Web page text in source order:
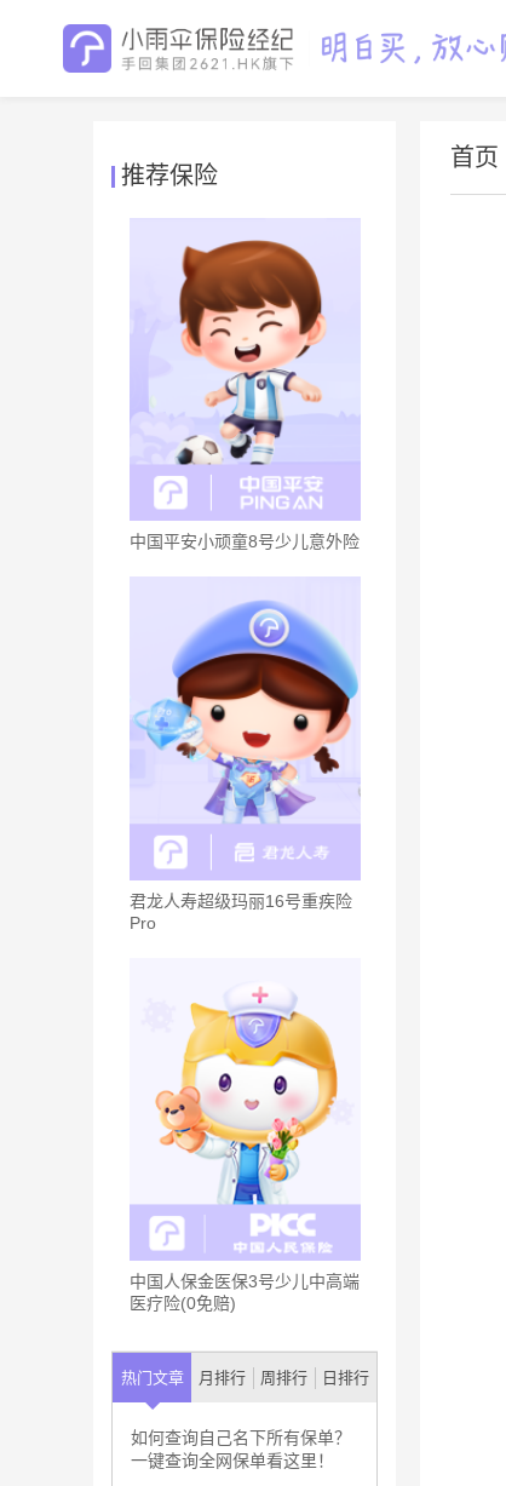
推荐保险
中国平安小顽童8号少儿意外险
君龙人寿超级玛丽16号重疾险
Pro
中国人保金医保3号少儿中高端
医疗险(0免赔)
热门文章 月排行 周排行 日排行
如何查询自己名下所有保单？
一键查询全网保单看这里！
首页